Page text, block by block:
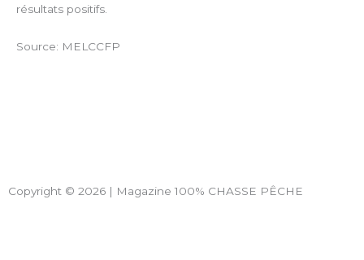
résultats positifs.
Source: MELCCFP
Copyright © 2026 | Magazine 100% CHASSE PÊCHE